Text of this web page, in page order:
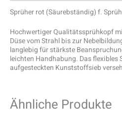
Sprüher rot (Säurebständig) f.
Hochwertiger Qualitätssprühkopf
Düse vom Strahl bis zur
langlebig für stärkste
leichten Handhabung. Das
aufgesteckten Kunststoffsieb
Ähnliche Produkte